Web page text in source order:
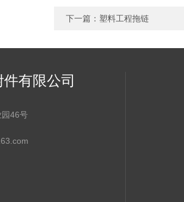
下一篇： 塑料工程拖链
有限公司
园46号